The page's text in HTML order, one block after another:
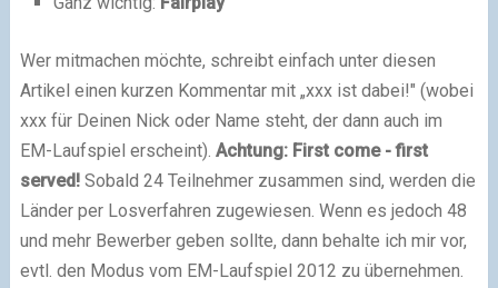
Wer mitmachen möchte, schreibt einfach unter diesen
Artikel einen kurzen Kommentar mit „xxx ist dabei!" (wobei
xxx für Deinen Nick oder Name steht, der dann auch im
EM-Laufspiel erscheint). Achtung: First come - first
served!Sobald 24 Teilnehmer zusammen sind, werden die
Länder per Losverfahren zugewiesen. Wenn es jedoch 48
und mehr Bewerber geben sollte, dann behalte ich mir vor,
evtl. den Modus vom EM-Laufspiel 2012 zu übernehmen.